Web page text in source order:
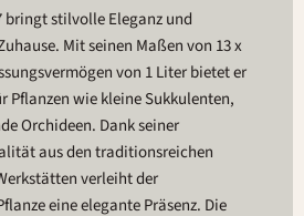
bringt stilvolle Eleganz und
Mit seinen Maßen von 13 x
von 1 Liter bietet er
Pflanzen wie kleine Sukkulenten,
Orchideen. Dank seiner
aus den traditionsreichen
verleiht der
eine elegante Präsenz. Die